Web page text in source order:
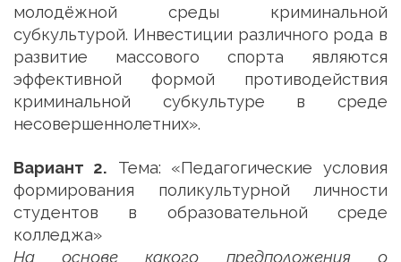
молодёжной среды криминальной
субкультурой. Инвестиции различного рода в
развитие массового спорта являются
эффективной формой противодействия
криминальной субкультуре в среде
несовершеннолетних».
Вариант 2. Тема: «Педагогические условия
формирования поликультурной личности
студентов в образовательной среде
колледжа»
На основе какого предположения о